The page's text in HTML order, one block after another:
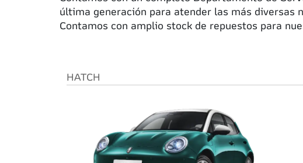
última generación para atender las más diversas
Contamos con amplio stock de repuestos para
HATCH